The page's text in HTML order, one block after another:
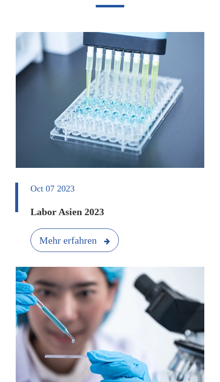
Oct 07 2023
Labor Asien 2023
Mehr erfahren